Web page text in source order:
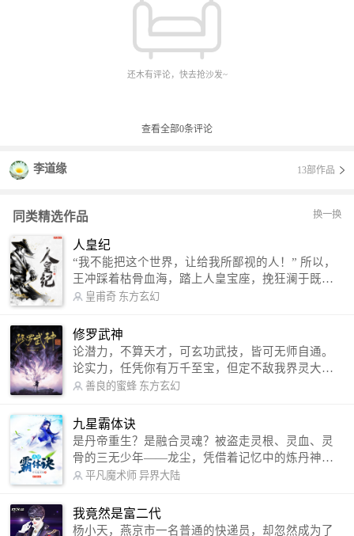
林拳，拇指里扣，四指并拢，微裹，酷似牛舌。掌法以推、托、
带、领、穿、挑、劈、砸、削、撞、撩、插等为主，围圆走转时则
行疾行步，似少林拳步法。程式八卦掌，代表人程廷华（1844～
1900年）字应芳，河北省深县程家村人，在京崇文门外花市头条以
做眼镜为业，人称“眼镜程”。自幼好武习摔跤，下盘功夫扎实，刚柔
其掌型称为龙爪掌，步法行进似趟水，落脚似踩泥，俗称“趟泥步”。
虎，静似泰山，刚而不滞，柔而不散，闪展进退，拧裹钻翻，推托
带领，搬扣截拦，圈中有圈，层层不断。自清末咸丰年间至今，已
民族英雄。八国联军侵略北京，宗师程廷华与侵略者抗争，以身殉
国。这里讲的是程廷华的长子程有龙（字海庭）和他的高徒何广
（字雨村）等人鲜为人知的故事······
还木有评论，快去抢沙发~
查看全部0条评论
李道缘 13部作品
同类精选作品 换一换
人皇纪
“我不能把这个世界，让给我所鄙视的人！” 所以，
王冲踩着枯骨血海，踏上人皇宝座，挽狂澜于既
倒，扶大厦之将倾，成就了一段无上的传说！ 微信
微博：皇甫奇（地址：http://weibo.com/u/25284575
87） QQ交流群：320238210【普通群】 574501330
【VIP订阅群】 欢迎大家关注。
皇甫奇 东方玄幻
修罗武神
论潜力，不算天才，可玄功武技，皆可无师自通。
论实力，任凭你有万千至宝，但定不敌我界灵大
军。 我是谁？天下众生视我为修罗，却不知，我以
信公众号：善良的蜜蜂后援会）
善良的蜜蜂 东方玄幻
九星霸体诀
是丹帝重生？是融合灵魂？被盗走灵根、灵血、灵
骨的三无少年——龙尘，凭借着记忆中的炼丹神
术，修行神秘功法九星霸体诀，拨开重重迷雾，解
勾搭各色美女，镇压恶鬼邪神。 江湖传闻：龙
尘一到，地吼天啸。龙尘一出，鬼泣神哭。 本
平凡魔术师 异界大陆
我竟然是富二代
杨小天，燕京市一名普通的快递员，却忽然成为了